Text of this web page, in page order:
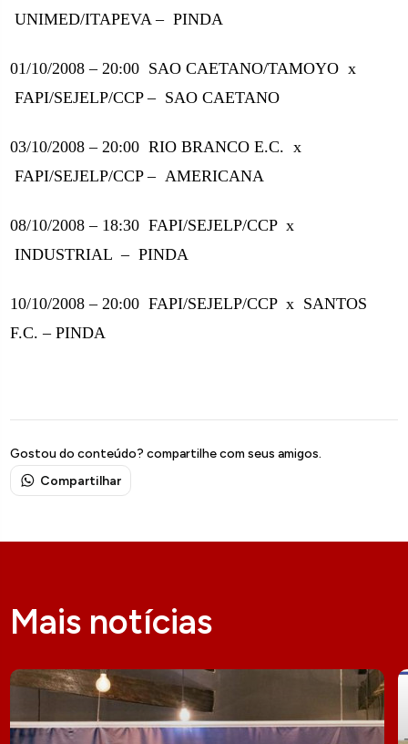
UNIMED/ITAPEVA – PINDA
01/10/2008 – 20:00 SAO CAETANO/TAMOYO x
FAPI/SEJELP/CCP – SAO CAETANO
03/10/2008 – 20:00 RIO BRANCO E.C. x
FAPI/SEJELP/CCP – AMERICANA
08/10/2008 – 18:30 FAPI/SEJELP/CCP x
INDUSTRIAL – PINDA
10/10/2008 – 20:00 FAPI/SEJELP/CCP x SANTOS
F.C. – PINDA
Gostou do conteúdo? compartilhe com seus amigos.
Compartilhar
Mais notícias